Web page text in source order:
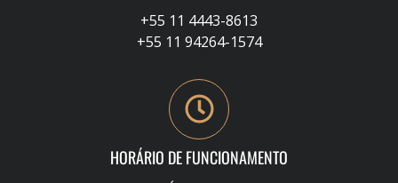
+55 11 4443-8613
+55 11 94264-1574
HORÁRIO DE FUNCIONAMENTO